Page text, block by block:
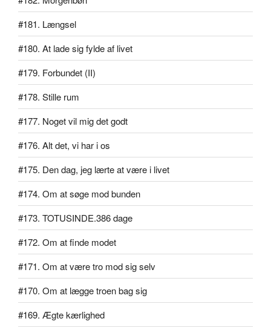
#181. Længsel
#180. At lade sig fylde af livet
#179. Forbundet (II)
#178. Stille rum
#177. Noget vil mig det godt
#176. Alt det, vi har i os
#175. Den dag, jeg lærte at være i livet
#174. Om at søge mod bunden
#173. TOTUSINDE.386 dage
#172. Om at finde modet
#171. Om at være tro mod sig selv
#170. Om at lægge troen bag sig
#169. Ægte kærlighed